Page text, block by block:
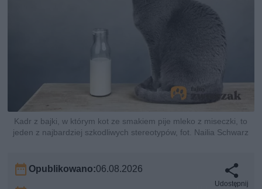
Kadr z bajki, w którym kot ze smakiem pije mleko z miseczki, to
jeden z najbardziej szkodliwych stereotypów, fot. Nailia Schwarz
Opublikowano:06.08.2026
Udostępnij